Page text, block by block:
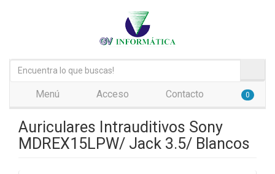
Menú Acceso Contacto 0
Auriculares Intrauditivos Sony
MDREX15LPW/ Jack 3.5/ Blancos